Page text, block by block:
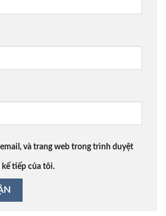
và trang web trong trình duyệt
tiếp của tôi.